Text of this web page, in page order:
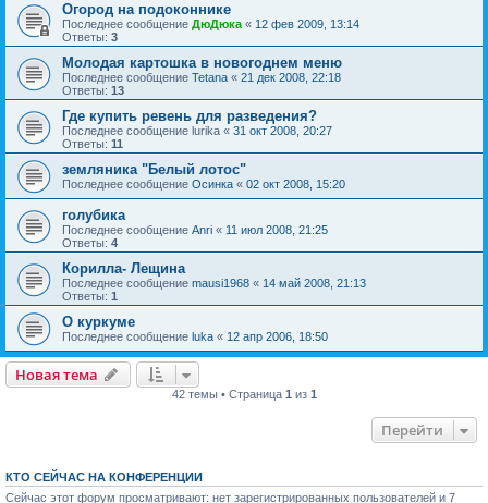
Огород на подоконнике
Последнее сообщение ДюДюка « 12 фев 2009, 13:14
Ответы: 3
Молодая картошка в новогоднем меню
Последнее сообщение Tetana « 21 дек 2008, 22:18
Ответы: 13
Где купить ревень для разведения?
Последнее сообщение lurika « 31 окт 2008, 20:27
Ответы: 11
земляника "Белый лотос"
Последнее сообщение Осинка « 02 окт 2008, 15:20
голубика
Последнее сообщение Anri « 11 июл 2008, 21:25
Ответы: 4
Корилла- Лещина
Последнее сообщение mausi1968 « 14 май 2008, 21:13
Ответы: 1
О куркуме
Последнее сообщение luka « 12 апр 2006, 18:50
Новая тема
42 темы • Страница 1 из 1
Перейти
КТО СЕЙЧАС НА КОНФЕРЕНЦИИ
Сейчас этот форум просматривают: нет зарегистрированных пользователей и 7